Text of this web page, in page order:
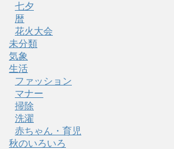
七夕
暦
花火大会
未分類
気象
生活
ファッション
マナー
掃除
洗濯
赤ちゃん・育児
秋のいろいろ